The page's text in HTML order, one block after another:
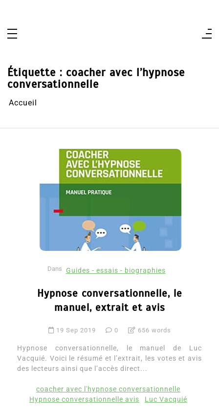
Étiquette : coacher avec l’hypnose
conversationnelle
Accueil
Dans Guides - essais - biographies
Hypnose conversationnelle, le
manuel, extrait et avis
19 Sep 2019 0 656 words
Hypnose conversationnelle, le manuel de Luc
Vacquié. Voici le résumé et l’extrait, les votes et avis
des lecteurs ainsi que l’accès direct...
coacher avec l'hypnose conversationnelle
Hypnose conversationnelle avis
Luc Vacquié